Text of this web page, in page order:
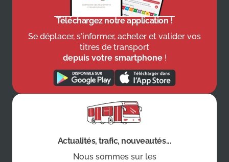
Téléchargez notre application !
Se déplacer, s'informer, acheter et valider vos
titres de transport
depuis votre smartphone !
Actualités, trafic, nouveautés...
Nous sommes sur les